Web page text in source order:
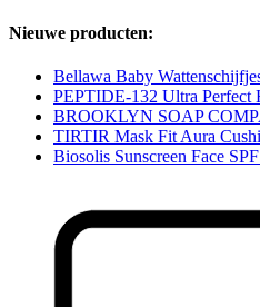
Nieuwe producten:
Bellawa Baby
PEPTIDE-132 Ultra Perfect
BROOKLYN SOAP
TIRTIR Mask Fit Aura
Biosolis Sunscreen Face